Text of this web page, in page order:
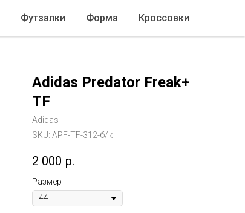
Футзалки Форма Кроссовки
Adidas Predator Freak+
TF
Adidas
SKU: APF-TF-312-б/к
2 000 р.
Размер